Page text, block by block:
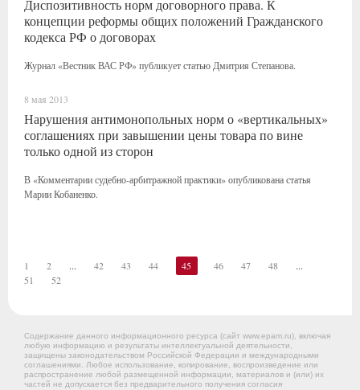
Диспозитивность норм договорного права. К
концепции реформы общих положений Гражданского
кодекса РФ о договорах
Журнал «Вестник ВАС РФ» публикует статью Дмитрия Степанова.
8 мая 2013
Нарушения антимонопольных норм о «вертикальных»
соглашениях при завышении цены товара по вине
только одной из сторон
В «Комментарии судебно-арбитражной практики» опубликована статья
Марии Кобаненко.
1 2 ... 42 43 44 45 46 47 48
...
51
52
Содержание данного информационного ресурса (сайт www.epam.ru), включая
любую информацию и результаты интеллектуальной деятельности,
защищены законодательством Российской Федерации и международными
соглашениями. Любое использование, копирование, воспроизведение или
распространение любой размещенной информации, материалов и (или) их
частей не допускается без предварительного получения согласия